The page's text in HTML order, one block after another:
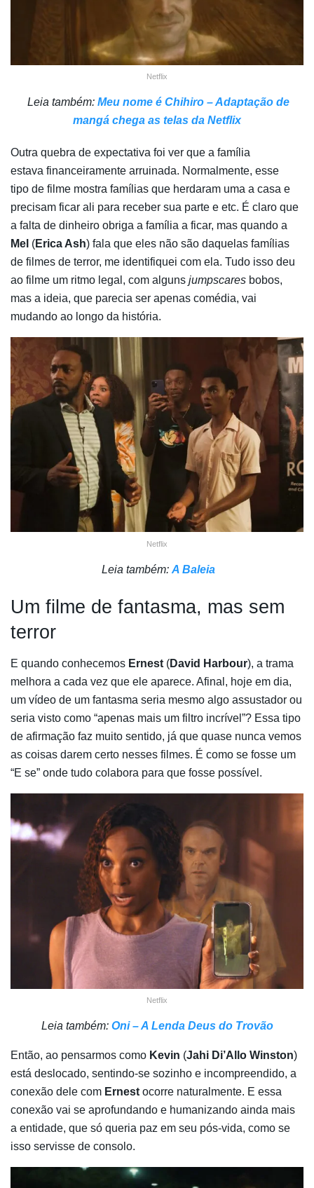
Netflix
Leia também: Meu nome é Chihiro – Adaptação de
mangá chega as telas da Netflix
Outra quebra de expectativa foi ver que a família
estava financeiramente arruinada. Normalmente, esse
tipo de filme mostra famílias que herdaram uma a casa e
precisam ficar ali para receber sua parte e etc. É claro que
a falta de dinheiro obriga a família a ficar, mas quando a
Mel (Erica Ash) fala que eles não são daquelas famílias
de filmes de terror, me identifiquei com ela. Tudo isso deu
ao filme um ritmo legal, com alguns jumpscares bobos,
mas a ideia, que parecia ser apenas comédia, vai
mudando ao longo da história.
Netflix
Leia também: A Baleia
Um filme de fantasma, mas sem
terror
E quando conhecemos Ernest (David Harbour), a trama
melhora a cada vez que ele aparece. Afinal, hoje em dia,
um vídeo de um fantasma seria mesmo algo assustador ou
seria visto como “apenas mais um filtro incrível”? Essa tipo
de afirmação faz muito sentido, já que quase nunca vemos
as coisas darem certo nesses filmes. É como se fosse um
“E se” onde tudo colabora para que fosse possível.
Netflix
Leia também: Oni – A Lenda Deus do Trovão
Então, ao pensarmos como Kevin (Jahi Di’Allo Winston)
está deslocado, sentindo-se sozinho e incompreendido, a
conexão dele com Ernest ocorre naturalmente. E essa
conexão vai se aprofundando e humanizando ainda mais
a entidade, que só queria paz em seu pós-vida, como se
isso servisse de consolo.